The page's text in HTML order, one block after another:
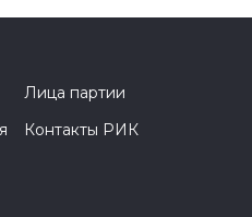
Лица партии
Контакты РИК